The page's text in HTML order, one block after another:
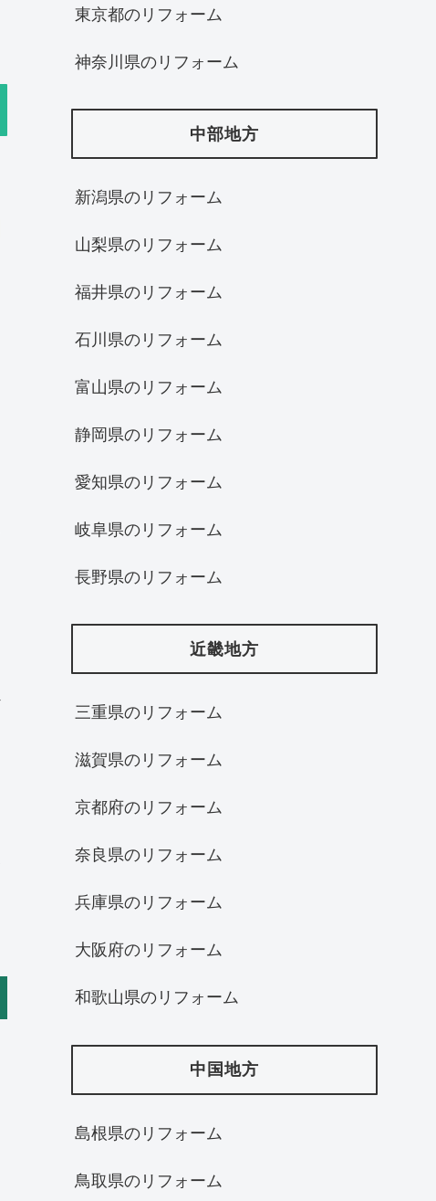
東京都のリフォーム
神奈川県のリフォーム
中部地方
新潟県のリフォーム
山梨県のリフォーム
福井県のリフォーム
石川県のリフォーム
富山県のリフォーム
静岡県のリフォーム
愛知県のリフォーム
岐阜県のリフォーム
長野県のリフォーム
近畿地方
三重県のリフォーム
滋賀県のリフォーム
京都府のリフォーム
奈良県のリフォーム
兵庫県のリフォーム
大阪府のリフォーム
和歌山県のリフォーム
中国地方
島根県のリフォーム
鳥取県のリフォーム